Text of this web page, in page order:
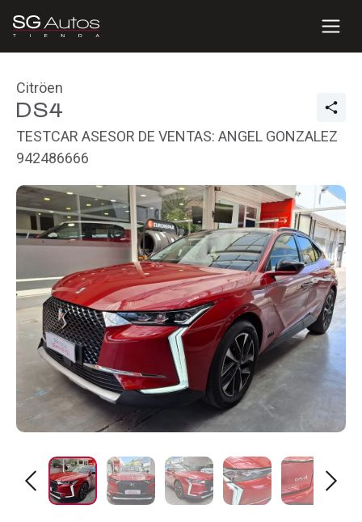
Citröen
DS4
TESTCAR ASESOR DE VENTAS: ANGEL GONZALEZ
942486666